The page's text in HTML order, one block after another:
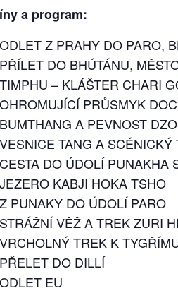
a program:
ODLET Z PRAHY DO PARO,
PŘÍLET DO BHÚTÁNU,
TIMPHU – KLÁŠTER CHARI
OHROMUJÍCÍ PRŮSMYK
BUMTHANG A PEVNOST
VESNICE TANG A
CESTA DO ÚDOLÍ PUNAKHA
JEZERO KABJI HOKA TSHO
Z PUNAKY DO ÚDOLÍ PARO
STRÁŽNÍ VĚŽ A TREK ZURI
VRCHOLNÝ TREK K
PŘELET DO DILLÍ
ODLET EU